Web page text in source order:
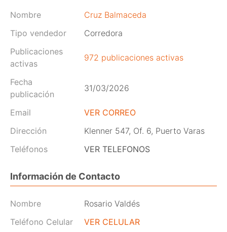
Nombre
Cruz Balmaceda
Tipo vendedor
Corredora
Publicaciones
activas
972 publicaciones activas
Fecha
publicación
31/03/2026
Email
VER CORREO
Dirección
Klenner 547, Of. 6, Puerto Varas
Teléfonos
VER TELEFONOS
Información de Contacto
Nombre
Rosario Valdés
Teléfono Celular
VER CELULAR